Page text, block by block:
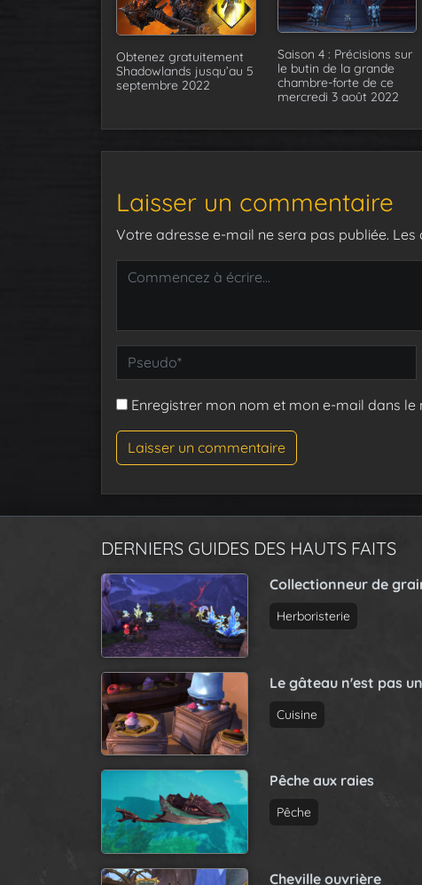
Obtenez gratuitement
Shadowlands jusqu’au 5
septembre 2022
Saison 4 : Précisions sur
le butin de la grande
chambre-forte de ce
mercredi 3 août 2022
Laisser un commentaire
Votre adresse e-mail ne sera pas publiée. Les
Enregistrer mon nom et mon e-mail dans
DERNIERS GUIDES DES HAUTS FAITS
Collectionneur de
Herboristerie
Le gâteau n'est pas
Cuisine
Pêche aux raies
Pêche
Cheville ouvrière